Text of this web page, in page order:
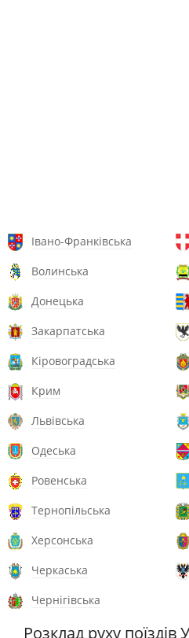
Івано-Франківська
Волинська
Донецька
Закарпатська
Кіровоградська
Крим
Львівська
Одеська
Ровенська
Тернопільська
Херсонська
Черкаська
Чернігівська
Розклад руху поїздів